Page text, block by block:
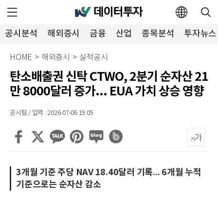
공시분석 해외증시 금융 산업 종목분석 투자뉴스
HOME > 해외증시 > 실적공시
탄소배출권 신탁 CTWO, 2분기 순자산 21
만 8000달러 증가... EUA 가치 상승 영향
공시팀 / 입력 : 2026-07-06 19:05
3개월 기준 주당 NAV 18.40달러 기록... 6개월 누적
기준으로는 순자산 감소